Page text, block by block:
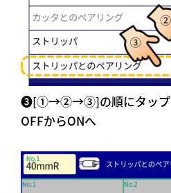
➌[①→②→③]の順にタップ
OFFからONへ